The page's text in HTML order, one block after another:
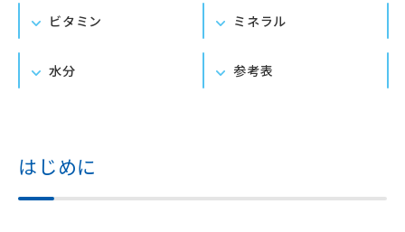
ビタミン ミネラル
水分 参考表
はじめに